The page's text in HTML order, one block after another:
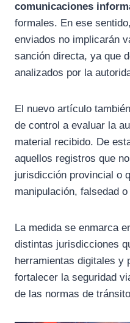
comunicaciones
formales. En ese
enviados no implicarán
sanción directa, ya que
analizados por la
El nuevo artículo
de control a evaluar la
material recibido. De
aquellos registros que
jurisdicción provincial o
manipulación, falsedad
La medida se enmarca
distintas jurisdicciones
herramientas digitales y
fortalecer la seguridad
de las normas de